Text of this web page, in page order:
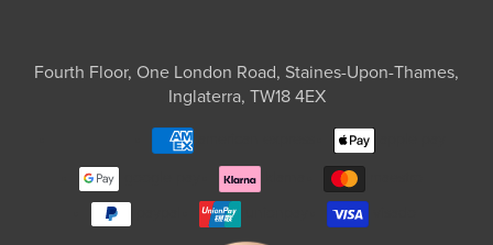
Fourth Floor, One London Road, Staines-Upon-Thames,
Inglaterra, TW18 4EX